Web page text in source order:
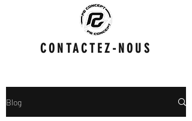
CONTACTEZ-NOUS
Blog